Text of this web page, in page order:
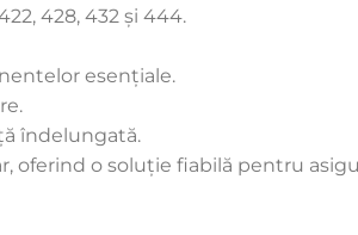
428, 432 și 444.
esențiale.
îndelungată.
oferind o soluție fiabilă pentru